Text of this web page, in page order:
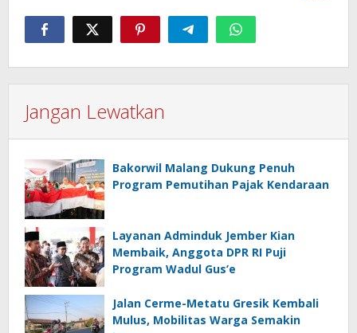
Jangan Lewatkan
Bakorwil Malang Dukung Penuh
Program Pemutihan Pajak Kendaraan
Layanan Adminduk Jember Kian
Membaik, Anggota DPR RI Puji
Program Wadul Gus’e
Jalan Cerme-Metatu Gresik Kembali
Mulus, Mobilitas Warga Semakin